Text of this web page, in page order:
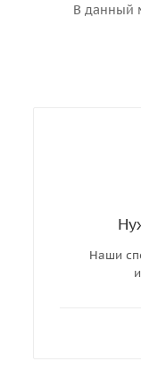
В данный
Наши